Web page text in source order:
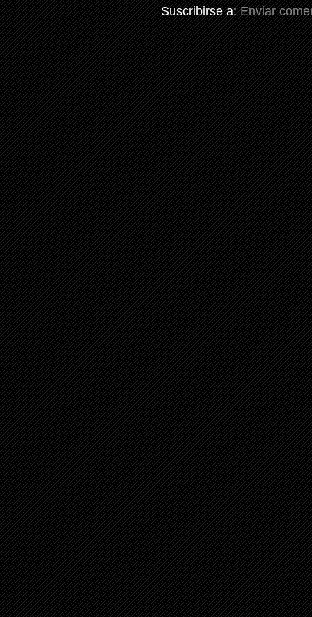
Suscribirse a:Enviar